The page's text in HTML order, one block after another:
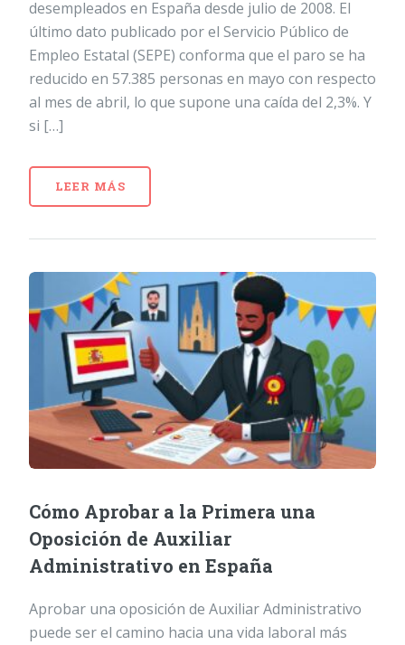
desempleados en España desde julio de 2008. El
último dato publicado por el Servicio Público de
Empleo Estatal (SEPE) conforma que el paro se ha
reducido en 57.385 personas en mayo con respecto
al mes de abril, lo que supone una caída del 2,3%. Y
si […]
LEER MÁS
Cómo Aprobar a la Primera una
Oposición de Auxiliar
Administrativo en España
Aprobar una oposición de Auxiliar Administrativo
puede ser el camino hacia una vida laboral más